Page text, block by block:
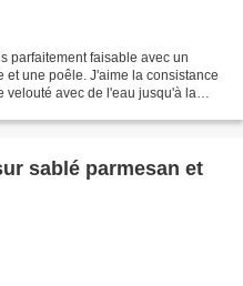
parfaitement faisable avec un
une poêle. J'aime la consistance
velouté avec de l'eau jusqu'à la
sablé parmesan et